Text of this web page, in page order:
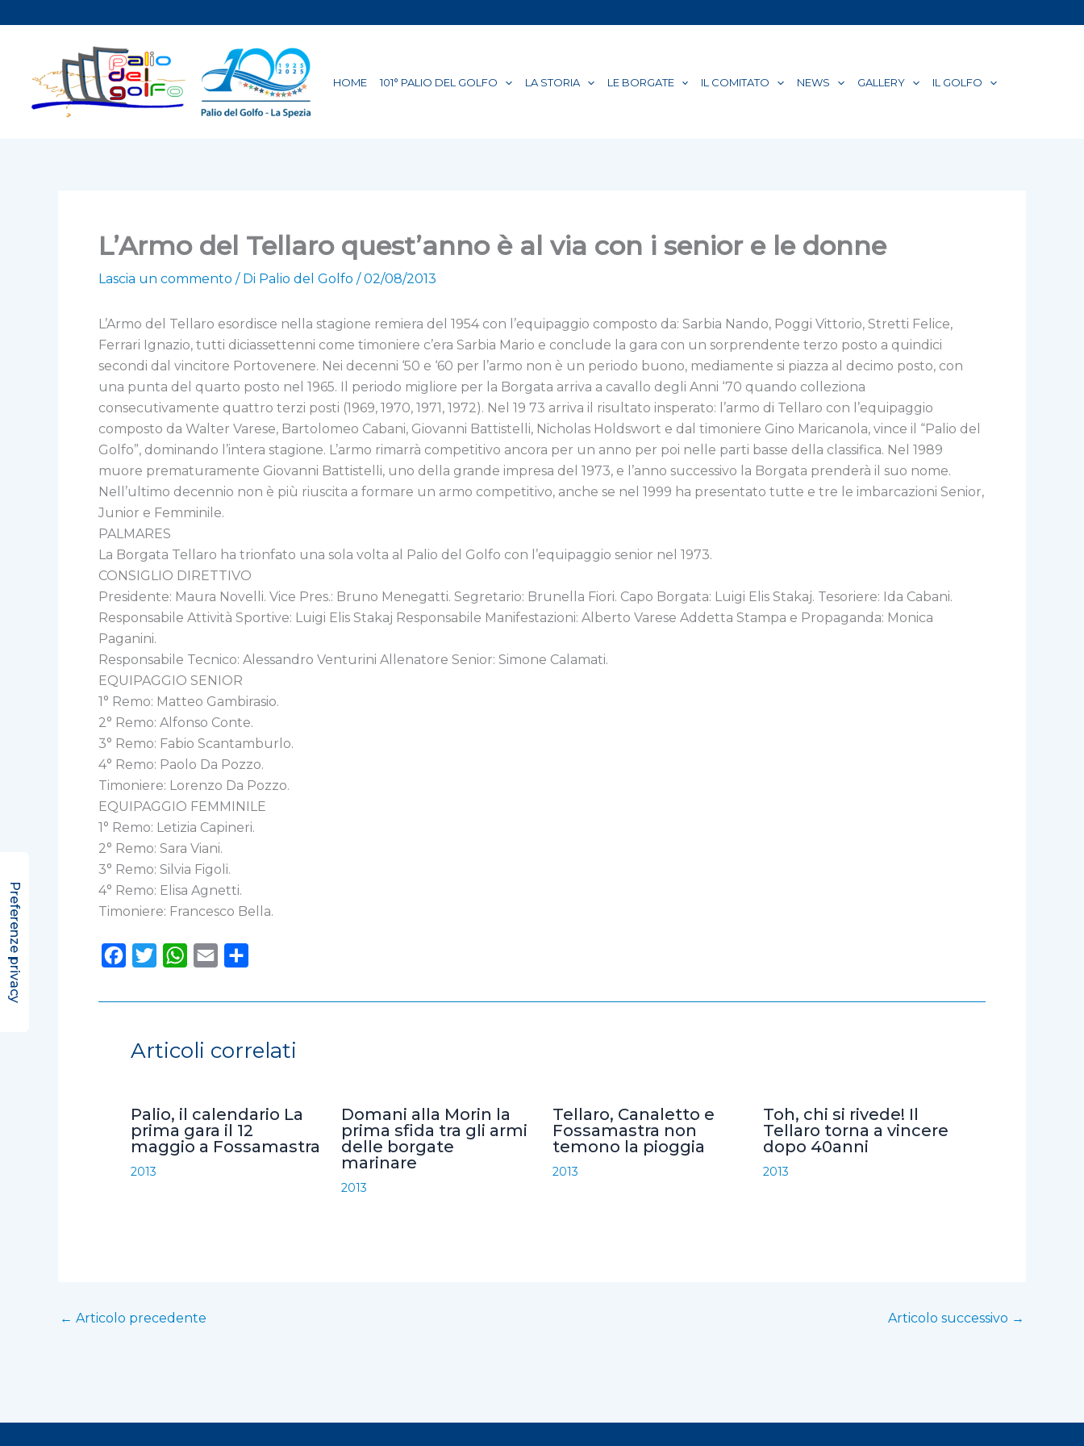
al
HOME 101° PALIO DEL GOLFO LA STORIA LE BORGATE IL COMITATO NEWS GALLERY IL GOLFO
L’Armo del Tellaro quest’anno è al via con i senior e le donne
Lascia un commento / Di Palio del Golfo /02/08/2013
L’Armo del Tellaro esordisce nella stagione remiera del 1954 con l’equipaggio composto da: Sarbia Nando, Poggi Vittorio, Stretti Felice,
Ferrari Ignazio, tutti diciassettenni come timoniere c’era Sarbia Mario e conclude la gara con un sorprendente terzo posto a quindici
secondi dal vincitore Portovenere. Nei decenni ‘50 e ‘60 per l’armo non è un periodo buono, mediamente si piazza al decimo posto, con
una punta del quarto posto nel 1965. Il periodo migliore per la Borgata arriva a cavallo degli Anni ‘70 quando colleziona
consecutivamente quattro terzi posti (1969, 1970, 1971, 1972). Nel 19 73 arriva il risultato insperato: l’armo di Tellaro con l’equipaggio
composto da Walter Varese, Bartolomeo Cabani, Giovanni Battistelli, Nicholas Holdswort e dal timoniere Gino Maricanola, vince il “Palio del
Golfo”, dominando l’intera stagione. L’armo rimarrà competitivo ancora per un anno per poi nelle parti basse della classifica. Nel 1989
muore prematuramente Giovanni Battistelli, uno della grande impresa del 1973, e l’anno successivo la Borgata prenderà il suo nome.
Nell’ultimo decennio non è più riuscita a formare un armo competitivo, anche se nel 1999 ha presentato tutte e tre le imbarcazioni Senior,
Junior e Femminile.
PALMARES
La Borgata Tellaro ha trionfato una sola volta al Palio del Golfo con l’equipaggio senior nel 1973.
CONSIGLIO DIRETTIVO
Presidente: Maura Novelli. Vice Pres.: Bruno Menegatti. Segretario: Brunella Fiori. Capo Borgata: Luigi Elis Stakaj. Tesoriere: Ida Cabani.
Responsabile Attività Sportive: Luigi Elis Stakaj Responsabile Manifestazioni: Alberto Varese Addetta Stampa e Propaganda: Monica
Paganini.
Responsabile Tecnico: Alessandro Venturini Allenatore Senior: Simone Calamati.
EQUIPAGGIO SENIOR
1° Remo: Matteo Gambirasio.
2° Remo: Alfonso Conte.
3° Remo: Fabio Scantamburlo.
4° Remo: Paolo Da Pozzo.
Timoniere: Lorenzo Da Pozzo.
EQUIPAGGIO FEMMINILE
1° Remo: Letizia Capineri.
2° Remo: Sara Viani.
3° Remo: Silvia Figoli.
4° Remo: Elisa Agnetti.
Timoniere: Francesco Bella.
c
b
k
i
t
W
a
s
p
a
l
n
i
d
i
Articoli correlati
Palio, il calendario La
prima gara il 12
maggio a Fossamastra
2013
Domani alla Morin la
prima sfida tra gli armi
delle borgate
marinare
2013
Tellaro, Canaletto e
Fossamastra non
temono la pioggia
2013
Toh, chi si rivede! Il
Tellaro torna a vincere
dopo 40anni
2013
← Articolo precedente Articolo successivo →